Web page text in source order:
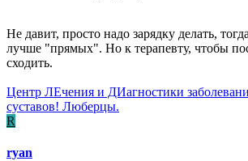
Не давит, просто надо зарядку делать,
лучше "прямых". Но к терапевту, чтобы
сходить.
Центр ЛЕчения и ДИагностики
суставов! Люберцы.
R
ryan